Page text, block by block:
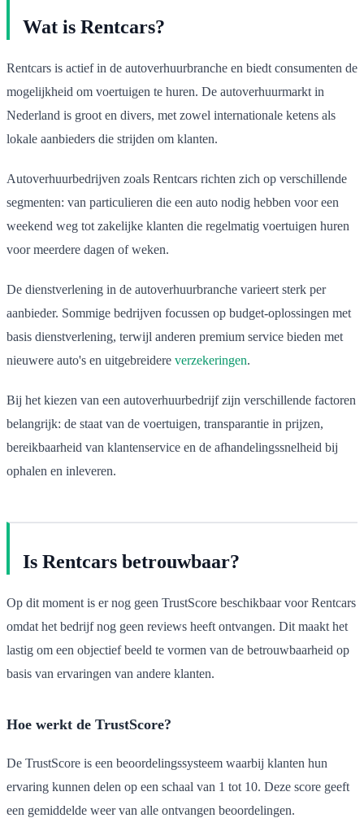
Wat is Rentcars?
Rentcars is actief in de autoverhuurbranche en biedt consumenten de
mogelijkheid om voertuigen te huren. De autoverhuurmarkt in
Nederland is groot en divers, met zowel internationale ketens als
lokale aanbieders die strijden om klanten.
Autoverhuurbedrijven zoals Rentcars richten zich op verschillende
segmenten: van particulieren die een auto nodig hebben voor een
weekend weg tot zakelijke klanten die regelmatig voertuigen huren
voor meerdere dagen of weken.
De dienstverlening in de autoverhuurbranche varieert sterk per
aanbieder. Sommige bedrijven focussen op budget-oplossingen met
basis dienstverlening, terwijl anderen premium service bieden met
nieuwere auto's en uitgebreidere verzekeringen.
Bij het kiezen van een autoverhuurbedrijf zijn verschillende factoren
belangrijk: de staat van de voertuigen, transparantie in prijzen,
bereikbaarheid van klantenservice en de afhandelingssnelheid bij
ophalen en inleveren.
Is Rentcars betrouwbaar?
Op dit moment is er nog geen TrustScore beschikbaar voor Rentcars
omdat het bedrijf nog geen reviews heeft ontvangen. Dit maakt het
lastig om een objectief beeld te vormen van de betrouwbaarheid op
basis van ervaringen van andere klanten.
Hoe werkt de TrustScore?
De TrustScore is een beoordelingssysteem waarbij klanten hun
ervaring kunnen delen op een schaal van 1 tot 10. Deze score geeft
een gemiddelde weer van alle ontvangen beoordelingen.